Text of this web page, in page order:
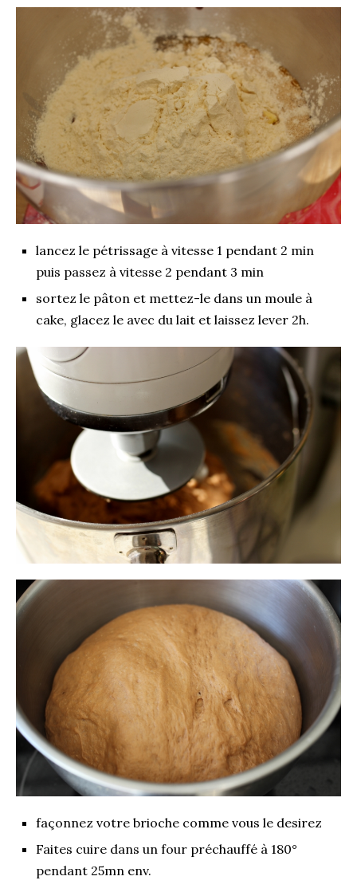
lancez le pétrissage à vitesse 1 pendant 2 min
puis passez à vitesse 2 pendant 3 min
sortez le pâton et mettez-le dans un moule à
cake, glacez le avec du lait et laissez lever 2h.
façonnez votre brioche comme vous le desirez
Faites cuire dans un four préchauffé à 180°
pendant 25mn env.